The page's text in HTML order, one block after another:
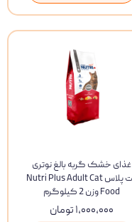
غذای خشک گربه بالغ نوتری
پت پلاس Nutri Plus Adult Cat
Food وزن 2 کیلوگرم
۱,۰۰۰,۰۰۰ تومان